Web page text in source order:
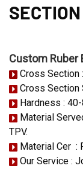
SECTION
Custom Ruber
Cross Section
Cross Section
Hardness :
Material
TPV.
Material Cer :
Our Service :